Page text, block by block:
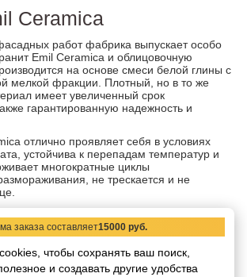
Ceramica
работ фабрика выпускает особо
Emil Ceramica и облицовочную
на основе смеси белой глины с
мелкой фракции. Плотный, но в то же
имеет увеличенный срок
гарантированную надежность и
отлично проявляет себя в условиях
устойчива к перепадам температур и
многократные циклы
не трескается и не
отношение к мнению покупателей.
отслеживают как изменения модных
покупателей, выпуская
практически для всех коллекций
заказа составляет15000 руб.
чтобы сохранять ваш поиск,
и создавать другие удобства